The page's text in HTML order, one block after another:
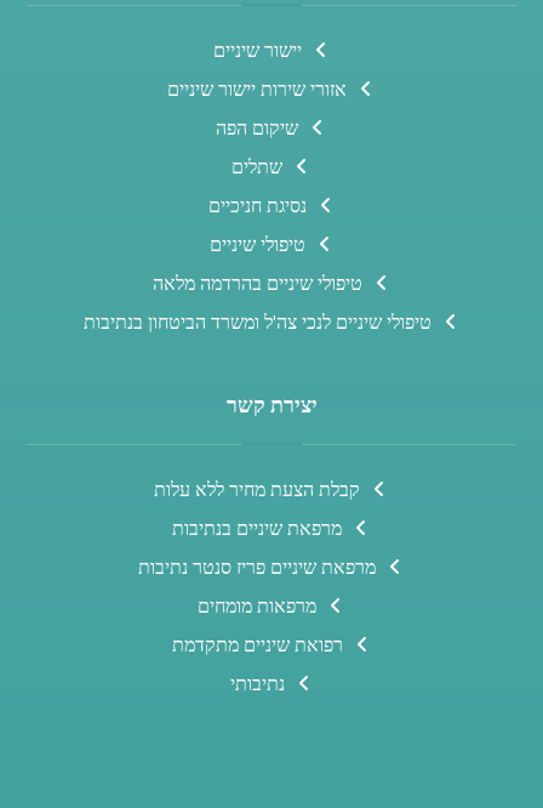
יישור שיניים
אזורי שירות יישור שיניים
שיקום הפה
שתלים
נסיגת חניכיים
טיפולי שיניים
טיפולי שיניים בהרדמה מלאה
טיפולי שיניים לנכי צה'ל ומשרד הביטחון בנתיבות
יצירת קשר
קבלת הצעת מחיר ללא עלות
מרפאת שיניים בנתיבות
מרפאת שיניים פריז סנטר נתיבות
מרפאות מומחים
רפואת שיניים מתקדמת
נתיבותי